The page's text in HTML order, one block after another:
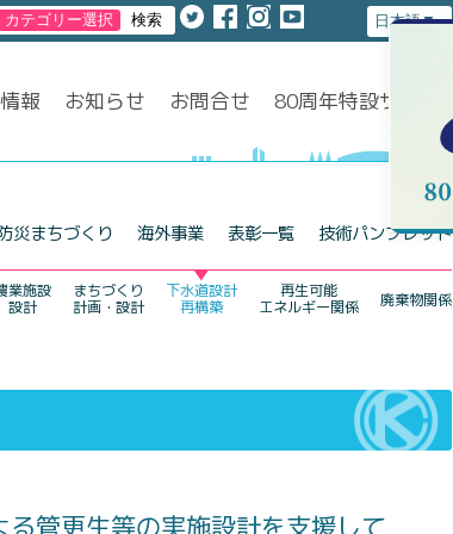
報 お知らせ お問合せ 80周年特設サイト
災まちづくり 海外事業 表彰一覧 技術パンフレット
廃棄物関係
再生可能
エネルギー関係
下水道設計
再構築
まちづくり
計画・設計
業施設
設計
管更生等の実施設計を支援して